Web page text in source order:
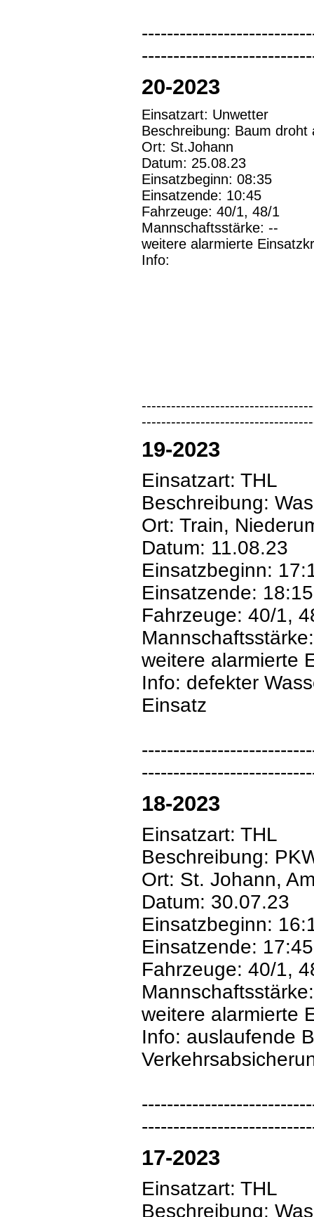
20-2023
Einsatzart: Unwetter
Beschreibung: Baum
Ort: St.Johann
Datum: 25.08.23
Einsatzbeginn: 08:35
Einsatzende: 10:45
Fahrzeuge: 40/1, 48/1
Mannschaftsstärke: --
weitere alarmierte
Info:
19-2023
Einsatzart: THL
Beschreibung:
Ort: Train,
Datum: 11.08.23
Einsatzbeginn:
Einsatzende: 18:15
Fahrzeuge: 40/1,
Mannschaftsstärke:
weitere alarmierte
Info: defekter
Einsatz
18-2023
Einsatzart: THL
Beschreibung:
Ort: St. Johann,
Datum: 30.07.23
Einsatzbeginn:
Einsatzende: 17:45
Fahrzeuge: 40/1,
Mannschaftsstärke:
weitere alarmierte
Info: auslaufende
17-2023
Einsatzart: THL
Beschreibung: